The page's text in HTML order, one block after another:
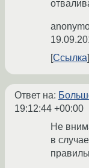
Ссылка
Ответ на:
19:12:44 +00:00
Не
в